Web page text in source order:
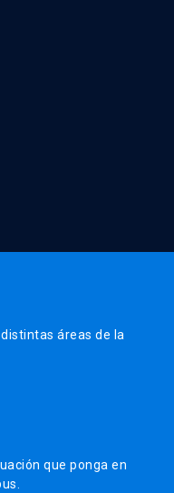
áreas de la
que ponga en